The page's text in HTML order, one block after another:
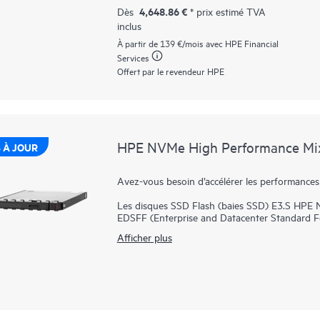
d’E/S et réduire la latence.
Les baies SSD HPE NVMe Performance de
constituent des disques de datacenter
endurance accrues dans une conception
élevée des bus PCIe Gen5 dans certains
nécessitent d’excellents rapports d’IOPS par
Dès 4,648.86 € * prix estimé TVA
inclus
À partir de 139 €/mois avec HPE Financial
Services
Offert par le revendeur HPE
À JOUR HPE NVMe High Performance
Avez-vous besoin d’accélérer les
Les disques SSD Flash (baies SSD) E3.S
EDSFF (Enterprise and Datacenter Standard
un haut niveau de performance et
Afficher plus